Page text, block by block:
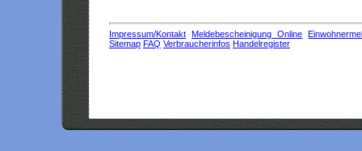
Impressum/Kontakt Meldebescheinigung Online
Sitemap FAQ Verbraucherinfos Handelregister